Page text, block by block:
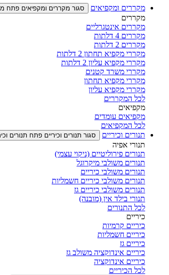
מקררים ומקפיאים סגור מקררים ומקפיאים פתח
מקררים
מקררים אינטגרליים
מקררים 4 דלתות
מקררים 2 דלתות
מקררי מקפיא תחתון 2 דלתות
מקררי מקפיא עליון 2 דלתות
מקררי משרד קטנים
מקררי מקפיא תחתון
מקררי מקפיא עליון
לכל המקררים
מקפיאים
מקפיאים עומדים
לכל המקפיאים
תנורים וכיריים
סגור תנורים וכיריים פתח תנורים
תנורי אפיה
תנורים פירוליטיים (ניקוי עצמי)
תנורים משולבי מיקרוגל
תנורים משולבי כיריים
תנורים משולבי כיריים חשמליות
תנורים משולבי כיריים גז
תנורי בילד אין (מובנה)
לכל התנורים
כיריים
כיריים קרמיות
כיריים חשמליות
כיריים גז
כיריים אינדוקציה משולב גז
כיריים אינדוקציה
לכל הכיריים